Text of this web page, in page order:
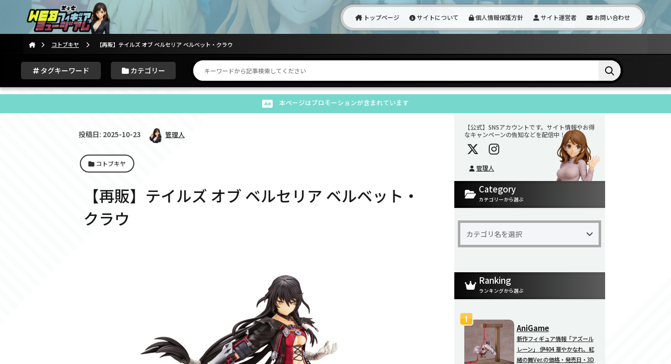
トップページ サイトについて 個人情報保護方針 サイト運営者 お問い合わせ
コトブキヤ 【再販】テイルズ オブ ベルセリア ベルベット・クラウ
タグキーワード カテゴリー
本ページはプロモーションが含まれています
投稿日: 2025-10-23 管理人
コトブキヤ
【再販】テイルズ オブ ベルセリア ベルベット・
クラウ
【公式】SNSアカウントです。サイト情報やお得
なキャンペーンの告知などを配信中！
管理人
Category
カテゴリーから選ぶ
Ranking
ランキングから選ぶ
AniGame
新作フィギュア情報「アズール
レーン」 伊404 華やかなれ、紅
緒の舞Ver.の価格・発売日・3D